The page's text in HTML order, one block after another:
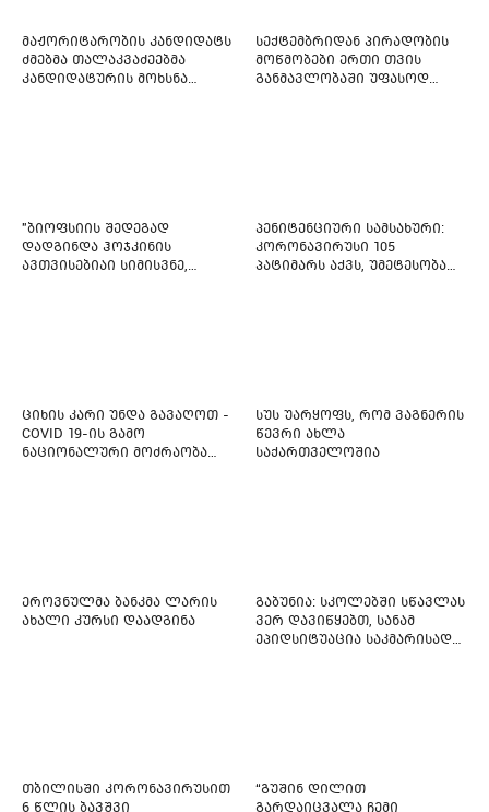
მაჟორიტარობის კანდიდატს
ძმებმა თალაკვაძეებმა
კანდიდატურის მოხსნა
სექტემბრიდან პირადობის
მოწმობები ერთი თვის
განმავლობაში უფასოდ
"ბიოფსიის შედეგად
დადგინდა ჰოჯკინის
ავთვისებიაი სიმისვნე,
პენიტენციური სამსახური:
კორონავირუსი 105
პატიმარს აქვს, უმეტესობა
ციხის კარი უნდა გავაღოთ -
COVID 19-ის გამო
ნაციონალური მოძრაობა
სუს უარყოფს, რომ ვაგნერის
წევრი ახლა
საქართველოშია
ეროვნულმა ბანკმა ლარის
ახალი კურსი დაადგინა
გაბუნია: სკოლებში სწავლას
ვერ დავიწყებთ, სანამ
ეპიდსიტუაცია საკმარისად
თბილისში კორონავირუსით
6 წლის ბავშვი
“გუშინ დილით
გარდაიცვალა ჩემი